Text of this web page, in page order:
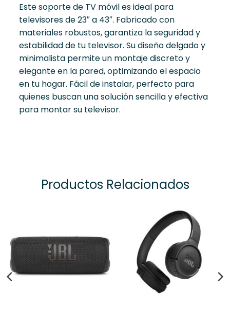
Este soporte de TV móvil es ideal para
televisores de 23″ a 43″. Fabricado con
materiales robustos, garantiza la seguridad y
estabilidad de tu televisor. Su diseño delgado y
minimalista permite un montaje discreto y
elegante en la pared, optimizando el espacio
en tu hogar. Fácil de instalar, perfecto para
quienes buscan una solución sencilla y efectiva
para montar su televisor.
Productos Relacionados